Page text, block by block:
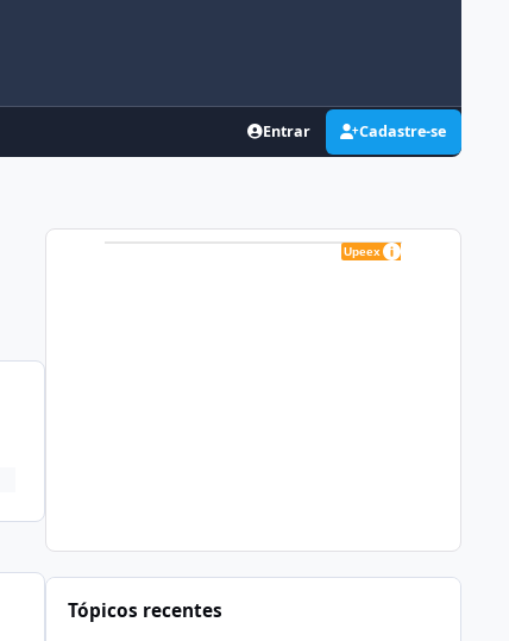
Entrar Cadastre-se
Tópicos recentes